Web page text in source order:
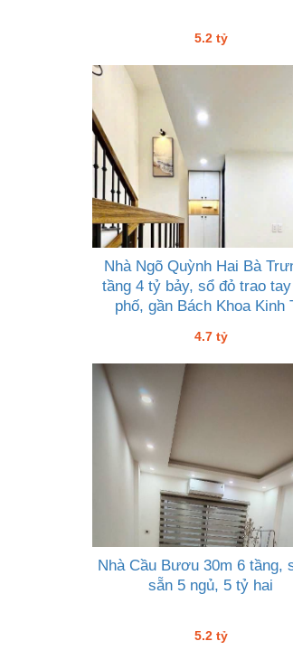
5.2 tỷ
Nhà Ngõ Quỳnh Hai Bà
tầng 4 tỷ bảy, sổ đỏ trao
phố, gần Bách Khoa Kinh
4.7 tỷ
Nhà Cầu Bươu 30m 6 tầng,
sẵn 5 ngủ, 5 tỷ hai
5.2 tỷ